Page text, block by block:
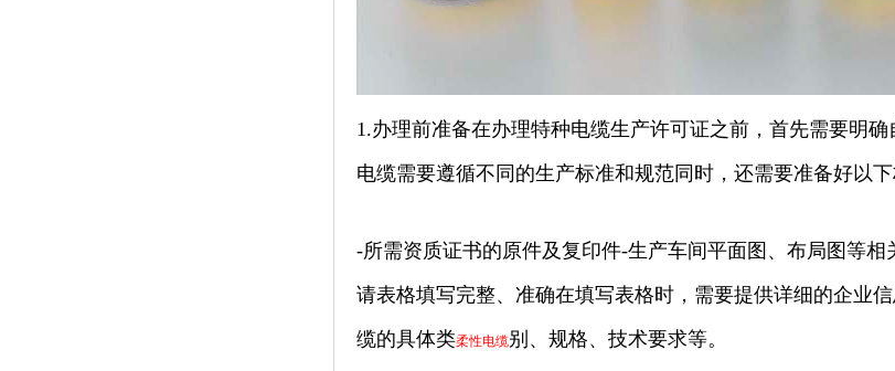
1.办理前准备在办理特种电缆生产许可证之前，首先需要明
电缆需要遵循不同的生产标准和规范同时，还需要准备好以
-所需资质证书的原件及复印件-生产车间平面图、布局图等
请表格填写完整、准确在填写表格时，需要提供详细的企业
缆的具体类柔性电缆别、规格、技术要求等。